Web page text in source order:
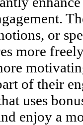
or
more
of their
uses
enjoy a